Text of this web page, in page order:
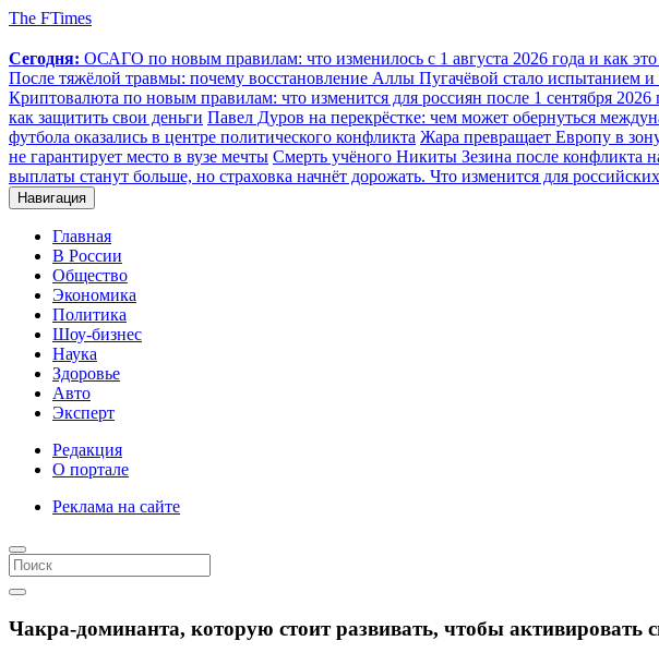
The FTimes
Сегодня: ОСАГО по новым правилам: что изменилось с 1 августа 2026 года и как это
После тяжёлой травмы: почему восстановление Аллы Пугачёвой стало испытанием и
Криптовалюта по новым правилам: что изменится для россиян после 1 сентября 2026
как защитить свои деньги Павел Дуров на перекрёстке: чем может обернуться
футбола оказались в центре политического конфликта Жара превращает Европу в
не гарантирует место в вузе мечты Смерть учёного Никиты Зезина после конфликта
выплаты станут больше, но страховка начнёт дорожать. Что изменится для
Навигация
Главная
В России
Общество
Экономика
Политика
Шоу-бизнес
Наука
Здоровье
Авто
Эксперт
Редакция
О портале
Реклама на сайте
Чакра-доминанта, которую стоит развивать, чтобы активировать